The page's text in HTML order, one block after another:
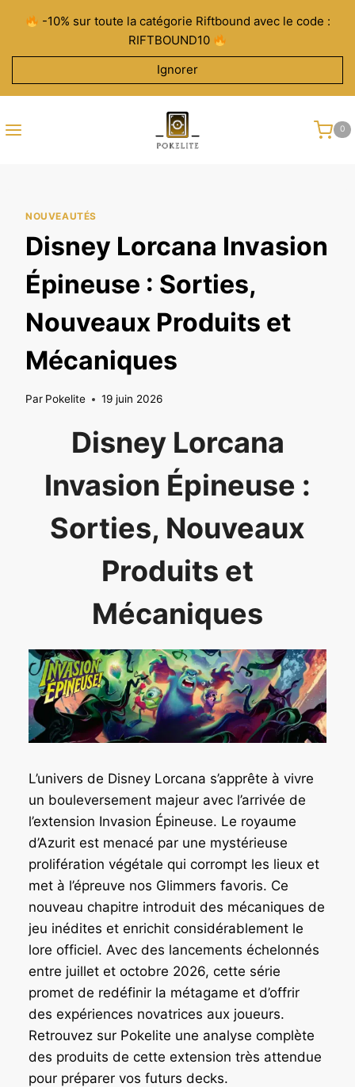
contenu
-10% sur toute la catégorie Riftbound avec le code :
RIFTBOUND10
Ignorer
0
NOUVEAUTÉS
Disney Lorcana Invasion
Épineuse : Sorties,
Nouveaux Produits et
Mécaniques
Par Pokelite 19 juin 2026
Disney Lorcana
Invasion Épineuse :
Sorties, Nouveaux
Produits et
Mécaniques
L’univers de Disney Lorcana s’apprête à vivre
un bouleversement majeur avec l’arrivée de
l’extension Invasion Épineuse. Le royaume
d’Azurit est menacé par une mystérieuse
prolifération végétale qui corrompt les lieux et
met à l’épreuve nos Glimmers favoris. Ce
nouveau chapitre introduit des mécaniques de
jeu inédites et enrichit considérablement le
lore officiel. Avec des lancements échelonnés
entre juillet et octobre 2026, cette série
promet de redéfinir la métagame et d’offrir
des expériences novatrices aux joueurs.
Retrouvez sur Pokelite une analyse complète
des produits de cette extension très attendue
pour préparer vos futurs decks.